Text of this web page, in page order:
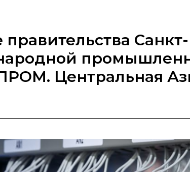
правительства
Центральная